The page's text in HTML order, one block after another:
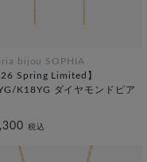
bijou SOPHIA
Spring Limited】
K18YG ダイヤモンドピア
税込